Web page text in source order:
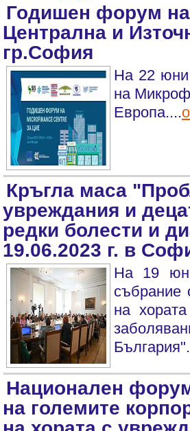
Годишен форум
Централна и
гр.София
На 22
на
Европа....
Кръгла маса
увреждания и
редки болести и
19.06.2023 г. в
На 19
събрание
на
Национален
на големите